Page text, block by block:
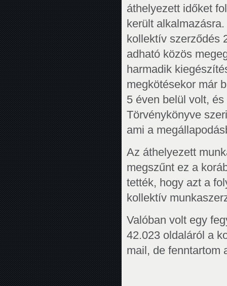
áthelyezett időket
került
kollektív szerződés
adható közös
harmadik
megkötésekor már
5 éven belül volt,
Törvénykönyve
ami a
Az áthelyezett
megszűnt ez a
tették, hogy azt a
kollektív
Valóban volt egy
42.023 oldaláról a
mail, de fenntartom